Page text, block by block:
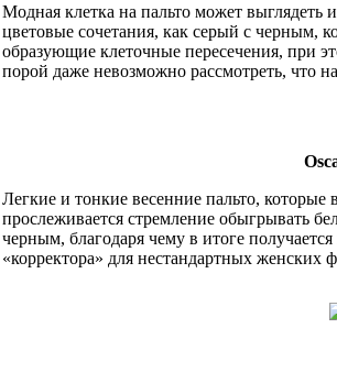
Модная клетка на пальто может выглядеть
цветовые сочетания, как серый с
образующие клеточные пересечения, при
порой даже невозможно рассмотреть, что
Легкие и тонкие весенние пальто, которые
прослеживается стремление обыгрывать
черным, благодаря чему в итоге
«корректора» для нестандартных женских